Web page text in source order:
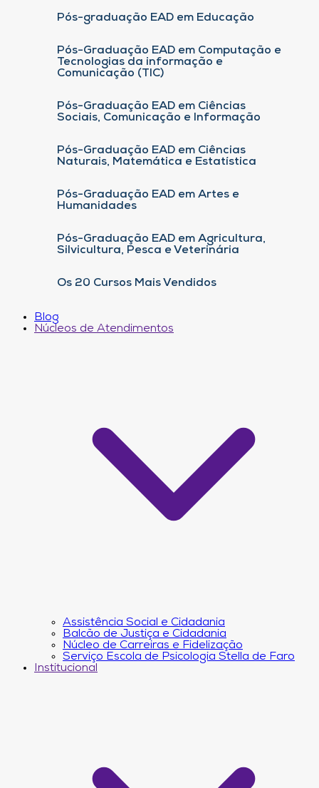
Pós-graduação EAD em Educação
Pós-Graduação EAD em Computação e
Tecnologias da informação e
Comunicação (TIC)
Pós-Graduação EAD em Ciências
Sociais, Comunicação e Informação
Pós-Graduação EAD em Ciências
Naturais, Matemática e Estatística
Pós-Graduação EAD em Artes e
Humanidades
Pós-Graduação EAD em Agricultura,
Silvicultura, Pesca e Veterinária
Os 20 Cursos Mais Vendidos
Blog
Núcleos de Atendimentos
Assistência Social e Cidadania
Balcão de Justiça e Cidadania
Núcleo de Carreiras e Fidelização
Serviço Escola de Psicologia Stella de Faro
Institucional